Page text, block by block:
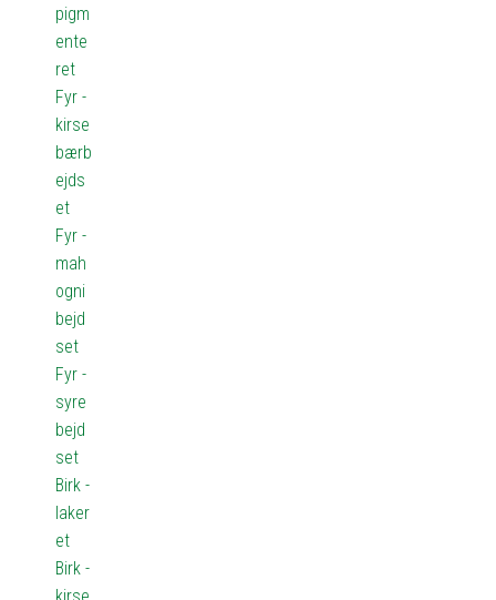
pigm
ente
ret
Fyr -
kirse
bærb
ejds
et
Fyr -
mah
ogni
bejd
set
Fyr -
syre
bejd
set
Birk -
laker
et
Birk -